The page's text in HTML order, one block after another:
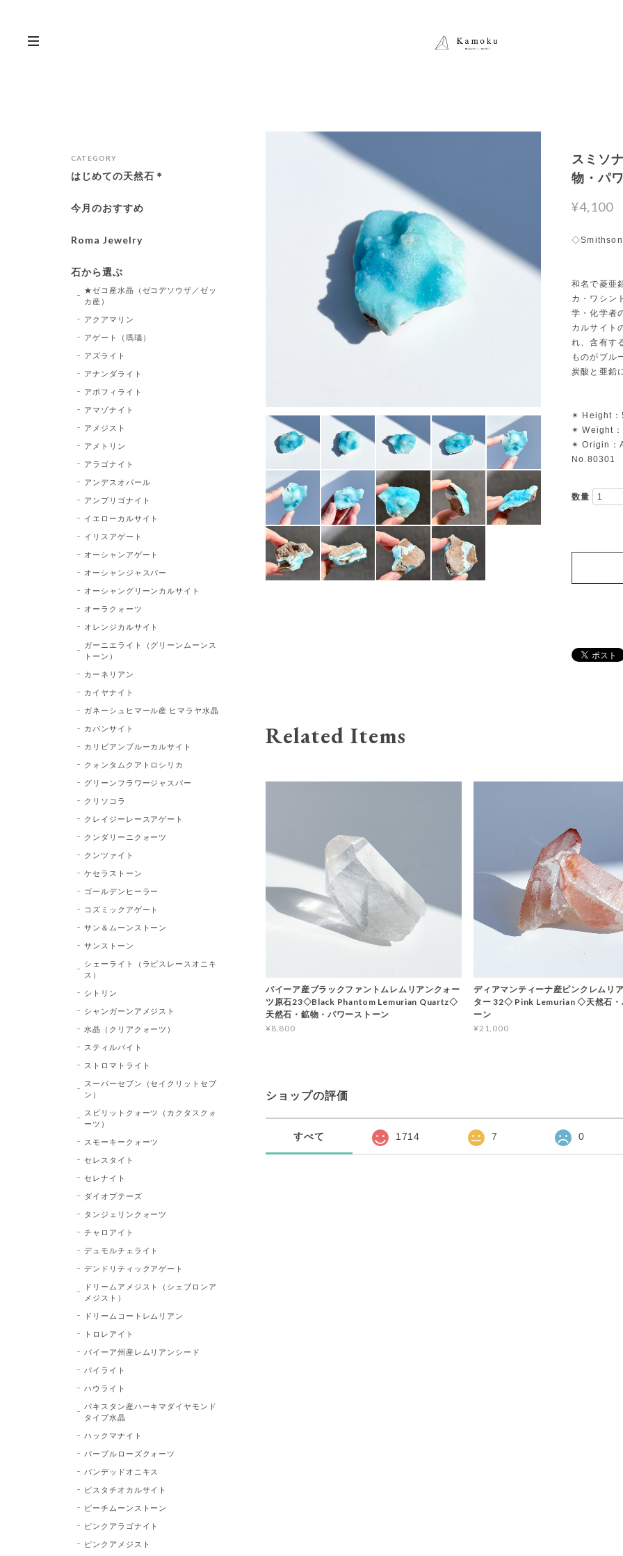
スミソ
物・パ
¥4,100
和名で菱亜
カ・ワシン
学・化学者
カルサイト
れ、含有す
ものがブル
炭酸と亜鉛
✴︎ Height
✴︎ Weight
✴︎ Origin：
No.80301
数量
Related Items
バイーア産ブラックファントムレムリアンクォー
ツ原石23◇Black Phantom Lemurian Quartz◇
天然石・鉱物・パワーストーン
¥8,800
ディアマンティーナ産ピンクレムリ
ター 32◇ Pink Lemurian ◇天然石・
ーン
¥21,000
ショップの評価
すべて 1714 7 0
CATEGORY
はじめての天然石＊
今月のおすすめ
Roma Jewelry
石から選ぶ
★ゼコ産水晶（ゼコデソウザ／ゼッ
カ産）
アクアマリン
アゲート（瑪瑙）
アズライト
アナンダライト
アポフィライト
アマゾナイト
アメジスト
アメトリン
アラゴナイト
アンデスオパール
アンブリゴナイト
イエローカルサイト
イリスアゲート
オーシャンアゲート
オーシャンジャスパー
オーシャングリーンカルサイト
オーラクォーツ
オレンジカルサイト
ガーニエライト（グリーンムーンス
トーン）
カーネリアン
カイヤナイト
ガネーシュヒマール産 ヒマラヤ水晶
カバンサイト
カリビアンブルーカルサイト
クォンタムクアトロシリカ
グリーンフラワージャスパー
クリソコラ
クレイジーレースアゲート
クンダリーニクォーツ
クンツァイト
ケセラストーン
ゴールデンヒーラー
コズミックアゲート
サン＆ムーンストーン
サンストーン
シェーライト（ラピスレースオニキ
ス）
シトリン
シャンガーンアメジスト
水晶（クリアクォーツ）
スティルバイト
ストロマトライト
スーパーセブン（セイクリットセブ
ン）
スピリットクォーツ（カクタスクォ
ーツ）
スモーキークォーツ
セレスタイト
セレナイト
ダイオプテーズ
タンジェリンクォーツ
チャロアイト
デュモルチェライト
デンドリティックアゲート
ドリームアメジスト（シェブロンア
メジスト）
ドリームコートレムリアン
トロレアイト
バイーア州産レムリアンシード
パイライト
ハウライト
パキスタン産ハーキマダイヤモンド
タイプ水晶
ハックマナイト
パープルローズクォーツ
バンデッドオニキス
ピスタチオカルサイト
ピーチムーンストーン
ピンクアラゴナイト
ピンクアメジスト